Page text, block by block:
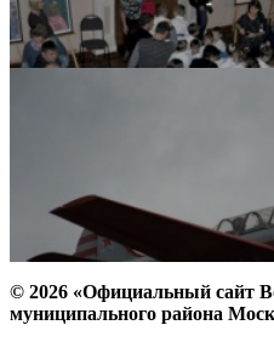
© 2026 «Официальный сайт
муниципального района